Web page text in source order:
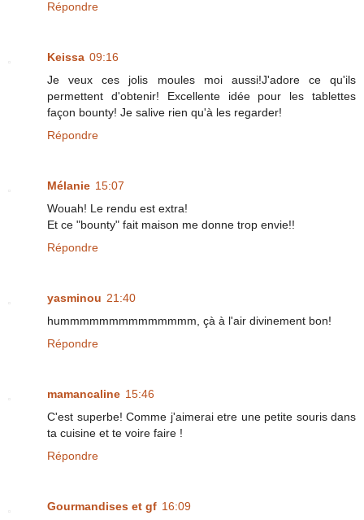
Répondre
Keissa 09:16
Je veux ces jolis moules moi aussi!J'adore ce qu'ils
permettent d'obtenir! Excellente idée pour les tablettes
façon bounty! Je salive rien qu'à les regarder!
Répondre
Mélanie 15:07
Wouah! Le rendu est extra!
Et ce "bounty" fait maison me donne trop envie!!
Répondre
yasminou 21:40
hummmmmmmmmmmmmm, çà à l'air divinement bon!
Répondre
mamancaline 15:46
C'est superbe! Comme j'aimerai etre une petite souris dans
ta cuisine et te voire faire !
Répondre
Gourmandises et gf 16:09